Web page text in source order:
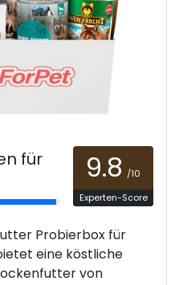
für
9.8 /10
Experten-Score
Probierbox für
eine köstliche
von